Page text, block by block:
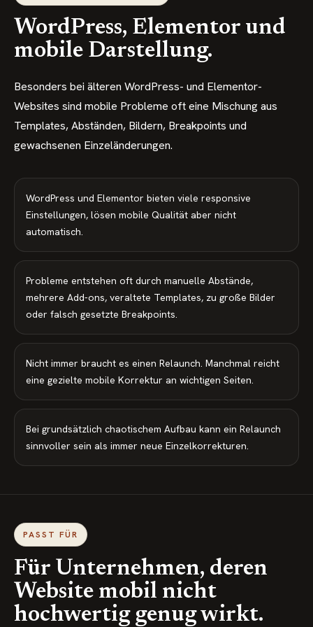
WordPress, Elementor und
mobile Darstellung.
Besonders bei älteren WordPress- und Elementor-
Websites sind mobile Probleme oft eine Mischung aus
Templates, Abständen, Bildern, Breakpoints und
gewachsenen Einzeländerungen.
WordPress und Elementor bieten viele responsive
Einstellungen, lösen mobile Qualität aber nicht
automatisch.
Probleme entstehen oft durch manuelle Abstände,
mehrere Add-ons, veraltete Templates, zu große Bilder
oder falsch gesetzte Breakpoints.
Nicht immer braucht es einen Relaunch. Manchmal reicht
eine gezielte mobile Korrektur an wichtigen Seiten.
Bei grundsätzlich chaotischem Aufbau kann ein Relaunch
sinnvoller sein als immer neue Einzelkorrekturen.
PASST FÜR
Für Unternehmen, deren
Website mobil nicht
hochwertig genug wirkt.